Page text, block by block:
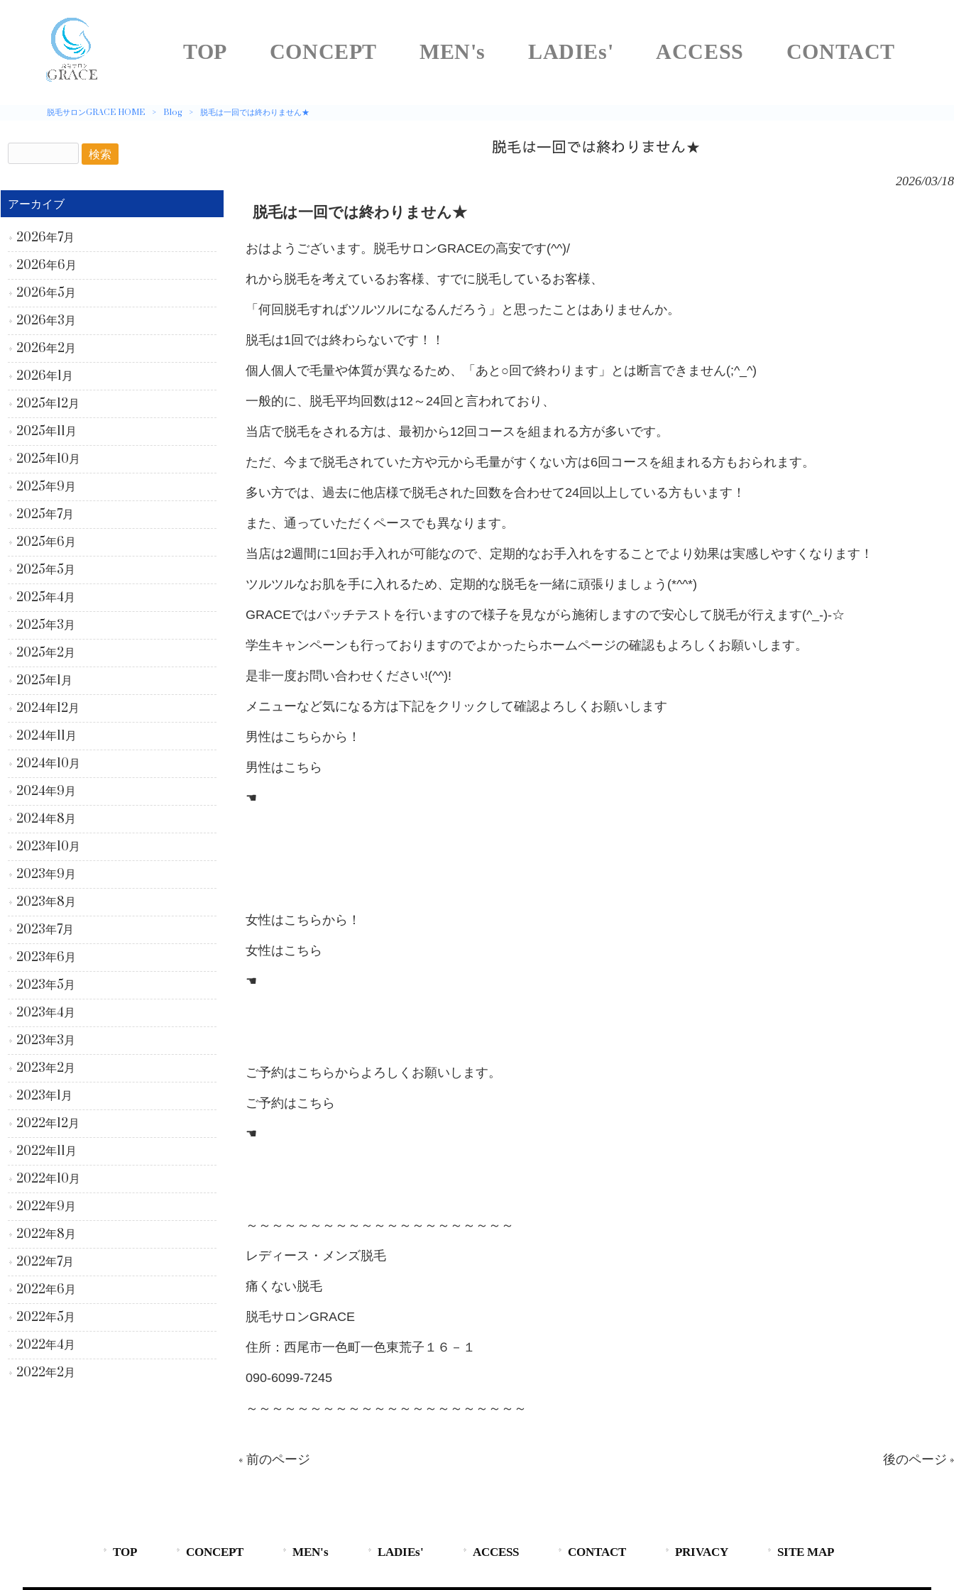
TOP CONCEPT MEN's LADIEs' ACCESS CONTACT
脱毛サロンGRACE HOME > Blog > 脱毛は一回では終わりません★
脱毛は一回では終わりません★
2026/03/18
脱毛は一回では終わりません★
おはようございます。脱毛サロンGRACEの高安です(^^)/
れから脱毛を考えているお客様、すでに脱毛しているお客様、
「何回脱毛すればツルツルになるんだろう」と思ったことはありませんか。
脱毛は1回では終わらないです！！
個人個人で毛量や体質が異なるため、「あと○回で終わります」とは断言できません(;^_^)
一般的に、脱毛平均回数は12～24回と言われており、
当店で脱毛をされる方は、最初から12回コースを組まれる方が多いです。
ただ、今まで脱毛されていた方や元から毛量がすくない方は6回コースを組まれる方もおられます。
多い方では、過去に他店様で脱毛された回数を合わせて24回以上している方もいます！
また、通っていただくペースでも異なります。
当店は2週間に1回お手入れが可能なので、定期的なお手入れをすることでより効果は実感しやすくなります！
ツルツルなお肌を手に入れるため、定期的な脱毛を一緒に頑張りましょう(*^^*)
GRACEではパッチテストを行いますので様子を見ながら施術しますので安心して脱毛が行えます(^_-)-☆
学生キャンペーンも行っておりますのでよかったらホームページの確認もよろしくお願いします。
是非一度お問い合わせください!(^^)!
メニューなど気になる方は下記をクリックして確認よろしくお願いします
男性はこちらから！
男性はこちら
☚
女性はこちらから！
女性はこちら
☚
ご予約はこちらからよろしくお願いします。
ご予約はこちら
☚
～～～～～～～～～～～～～～～～～～～～～
レディース・メンズ脱毛
痛くない脱毛
脱毛サロンGRACE
住所：西尾市一色町一色東荒子１６－１
090-6099-7245
～～～～～～～～～～～～～～～～～～～～～～
« 前のページ 後のページ »
アーカイブ
2026年7月
2026年6月
2026年5月
2026年3月
2026年2月
2026年1月
2025年12月
2025年11月
2025年10月
2025年9月
2025年7月
2025年6月
2025年5月
2025年4月
2025年3月
2025年2月
2025年1月
2024年12月
2024年11月
2024年10月
2024年9月
2024年8月
2023年10月
2023年9月
2023年8月
2023年7月
2023年6月
2023年5月
2023年4月
2023年3月
2023年2月
2023年1月
2022年12月
2022年11月
2022年10月
2022年9月
2022年8月
2022年7月
2022年6月
2022年5月
2022年4月
2022年2月
TOP CONCEPT MEN's LADIEs' ACCESS CONTACT PRIVACY SITE MAP